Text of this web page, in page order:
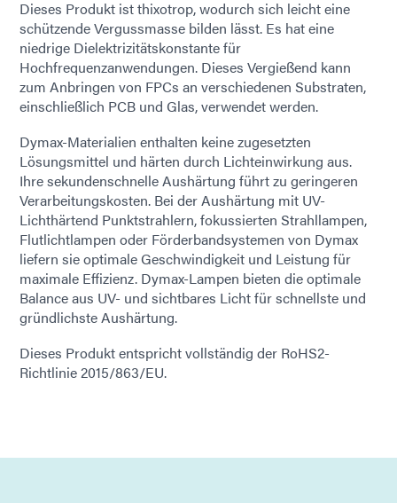
Dieses Produkt ist thixotrop, wodurch sich leicht eine
schützende Vergussmasse bilden lässt. Es hat eine
niedrige Dielektrizitätskonstante für
Hochfrequenzanwendungen. Dieses Vergießend kann
zum Anbringen von FPCs an verschiedenen Substraten,
einschließlich PCB und Glas, verwendet werden.
Dymax-Materialien enthalten keine zugesetzten
Lösungsmittel und härten durch Lichteinwirkung aus.
Ihre sekundenschnelle Aushärtung führt zu geringeren
Verarbeitungskosten. Bei der Aushärtung mit UV-
Lichthärtend Punktstrahlern, fokussierten Strahllampen,
Flutlichtlampen oder Förderbandsystemen von Dymax
liefern sie optimale Geschwindigkeit und Leistung für
maximale Effizienz. Dymax-Lampen bieten die optimale
Balance aus UV- und sichtbares Licht für schnellste und
gründlichste Aushärtung.
Dieses Produkt entspricht vollständig der RoHS2-
Richtlinie 2015/863/EU.